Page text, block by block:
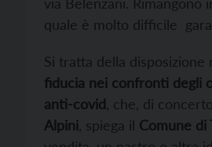
quale è molto difficile
Si tratta della
fiducia nei confronti degli
anti-covid , che, di
Alpini , spiega il Comune di